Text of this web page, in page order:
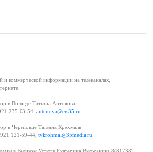
и коммерческой информации на телеканалах,
в Вологде Татьяна Антонова
235-03-54, antonova@ers35.ru
в Череповце Татьяна Крохмаль
121-59-44, tvkrohmal@35media.ru
в Великом Устюге Екатерина Вьюжанина 8(81738)